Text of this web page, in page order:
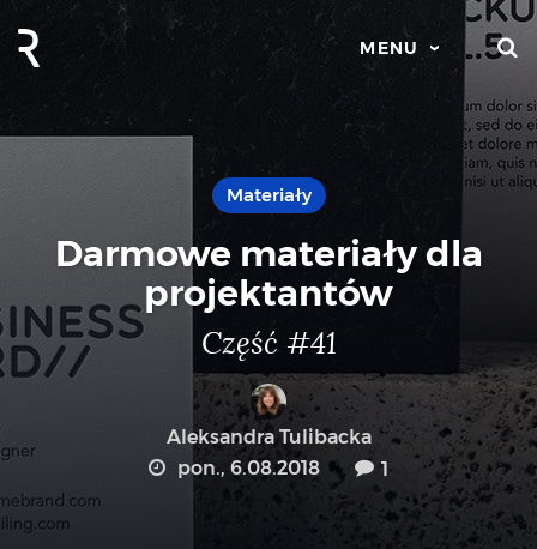
MENU
Materiały
Darmowe materiały dla
projektantów
Część #41
Aleksandra Tulibacka
pon., 6.08.2018
1